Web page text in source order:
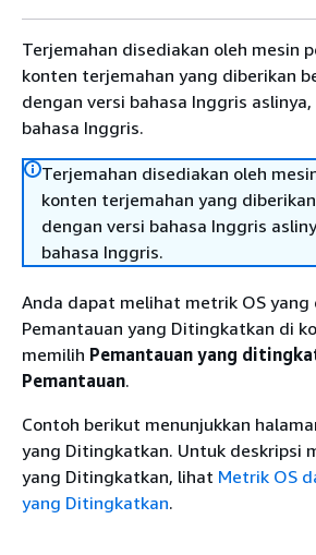
Terjemahan disediakan oleh mesin
konten terjemahan yang diberikan
dengan versi bahasa Inggris
bahasa Inggris.
Terjemahan disediakan oleh
konten terjemahan yang
dengan versi bahasa Inggris
bahasa Inggris.
Anda dapat melihat metrik OS yang
Pemantauan yang Ditingkatkan di
memilih Pemantauan yang
Pemantauan.
Contoh berikut menunjukkan
yang Ditingkatkan. Untuk deskripsi
yang Ditingkatkan, lihat Metrik OS
yang Ditingkatkan.